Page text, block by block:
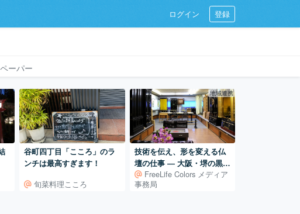
ログイン 登録
ーパー
谷町四丁目「こころ」のラ
ンチは最高すぎます！
旬菜料理こころ
地域連携
技術を伝え、形を変える仏
壇の仕事 ― 大阪・堺の黒澤
商店FreeLife Colors メディア
事務局